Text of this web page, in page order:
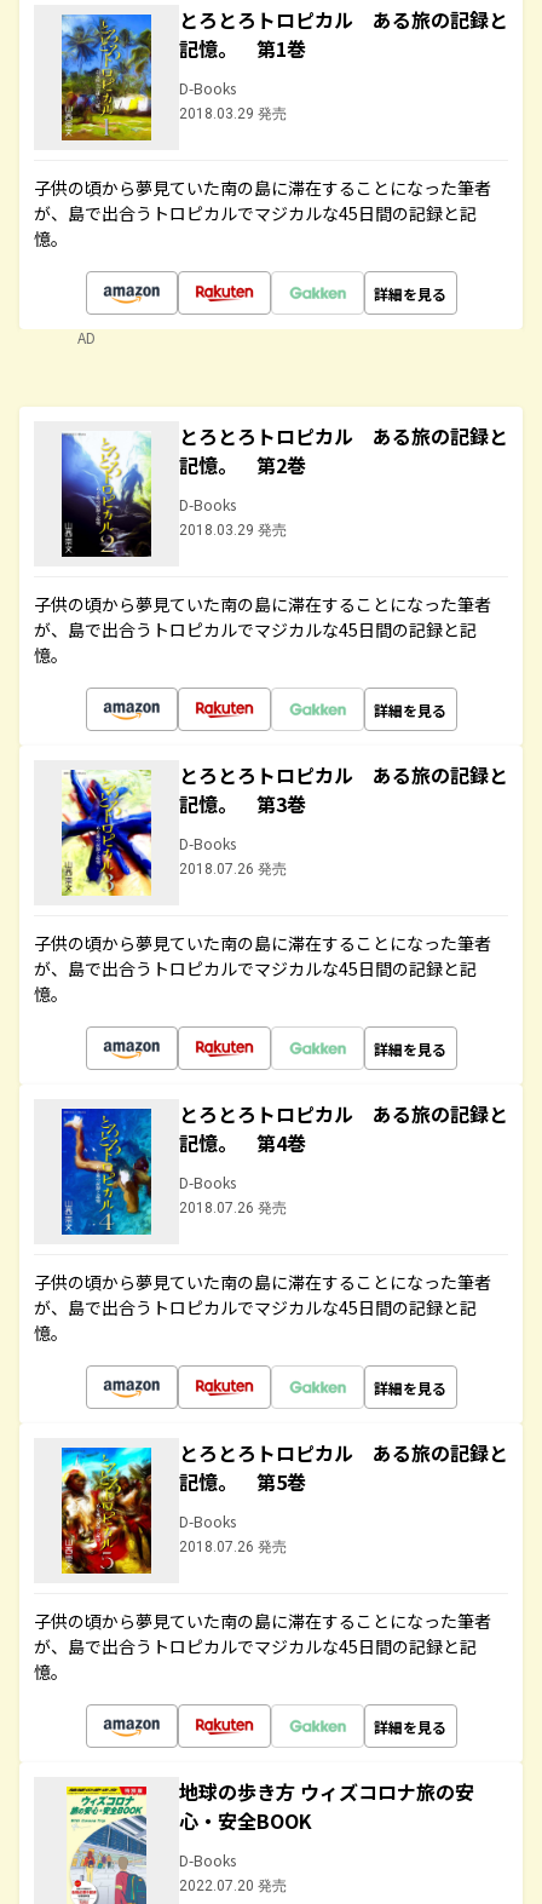
とろとろトロピカル ある旅の記録と
記憶。 第1巻
D-Books
2018.03.29 発売
子供の頃から夢見ていた南の島に滞在することになった筆者
が、島で出合うトロピカルでマジカルな45日間の記録と記
憶。
詳細を見る
AD
とろとろトロピカル ある旅の記録と
記憶。 第2巻
D-Books
2018.03.29 発売
子供の頃から夢見ていた南の島に滞在することになった筆者
が、島で出合うトロピカルでマジカルな45日間の記録と記
憶。
詳細を見る
とろとろトロピカル ある旅の記録と
記憶。 第3巻
D-Books
2018.07.26 発売
子供の頃から夢見ていた南の島に滞在することになった筆者
が、島で出合うトロピカルでマジカルな45日間の記録と記
憶。
詳細を見る
とろとろトロピカル ある旅の記録と
記憶。 第4巻
D-Books
2018.07.26 発売
子供の頃から夢見ていた南の島に滞在することになった筆者
が、島で出合うトロピカルでマジカルな45日間の記録と記
憶。
詳細を見る
とろとろトロピカル ある旅の記録と
記憶。 第5巻
D-Books
2018.07.26 発売
子供の頃から夢見ていた南の島に滞在することになった筆者
が、島で出合うトロピカルでマジカルな45日間の記録と記
憶。
詳細を見る
地球の歩き方 ウィズコロナ旅の安
心・安全BOOK
D-Books
2022.07.20 発売